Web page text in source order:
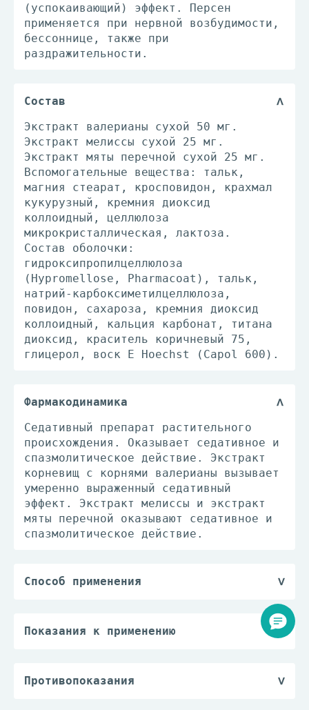
(успокаивающий) эффект. Персен
применяется при нервной возбудимости,
бессоннице, также при
раздражительности.
Состав
Экстракт валерианы сухой 50 мг.
Экстракт мелиссы сухой 25 мг.
Экстракт мяты перечной сухой 25 мг.
Вспомогательные вещества: тальк,
магния стеарат, кросповидон, крахмал
кукурузный, кремния диоксид
коллоидный, целлюлоза
микрокристаллическая, лактоза.
Состав оболочки:
гидроксипропилцеллюлоза
(Hypromellose, Pharmacoat), тальк,
натрий-карбоксиметилцеллюлоза,
повидон, сахароза, кремния диоксид
коллоидный, кальция карбонат, титана
диоксид, краситель коричневый 75,
глицерол, воск E Hoechst (Capol 600).
Фармакодинамика
Седативный препарат растительного
происхождения. Оказывает седативное и
спазмолитическое действие. Экстракт
корневищ с корнями валерианы вызывает
умеренно выраженный седативный
эффект. Экстракт мелиссы и экстракт
мяты перечной оказывают седативное и
спазмолитическое действие.
Способ применения
Взрослым и детям старше 12 лет при
по 2-3 таб. за 30 мин-1 ч перед сном.
Показания к применению
— раздражительность.
Противопоказания